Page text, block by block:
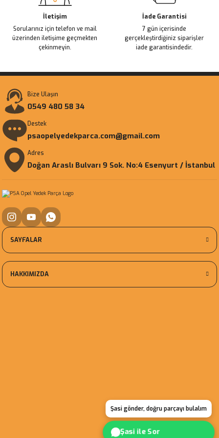
İletişim
Sorularınız için telefon ve mail
üzerinden iletişime geçmekten
çekinmeyin.
İade Garantisi
7 gün içerisinde
gerçekleştirdiğiniz siparişler
iade garantisindedir.
Bize Ulaşın
0549 480 58 34
Destek
psaopelyedekparca.com@gmail.com
Adres
Doğan Araslı Bulvarı 9 Sok. No:4 Esenyurt / İstanbul
Şasi gönder, doğru parçayı bulalım
Şasi ile Sor
SAYFALAR
HAKKIMIZDA